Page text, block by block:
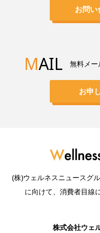
お問い
MAIL 無料メー
お申
(株)ウェルネスニュースグ
に向けて、消費者目線
株式会社ウェ